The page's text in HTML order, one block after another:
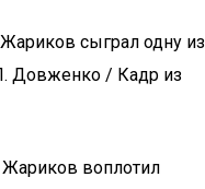
сыграл одну из
Довженко / Кадр из
Жариков воплотил